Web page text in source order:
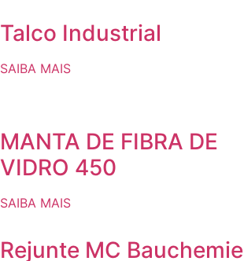
Talco Industrial
SAIBA MAIS
MANTA DE FIBRA DE
VIDRO 450
SAIBA MAIS
Rejunte MC Bauchemie